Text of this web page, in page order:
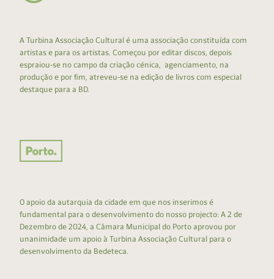
A Turbina Associação Cultural é uma associação constituída com
artistas e para os artistas. Começou por editar discos, depois
espraiou-se no campo da criação cénica, agenciamento, na
produção e por fim, atreveu-se na edição de livros com especial
destaque para a BD.
O apoio da autarquia da cidade em que nos inserimos é
fundamental para o desenvolvimento do nosso projecto: A 2 de
Dezembro de 2024, a Câmara Municipal do Porto aprovou por
unanimidade um apoio à Turbina Associação Cultural para o
desenvolvimento da Bedeteca.